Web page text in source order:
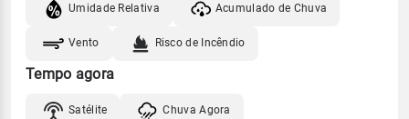
Umidade Relativa Acumulado de Chuva
Vento Risco de Incêndio
Tempo agora
Satélite Chuva Agora